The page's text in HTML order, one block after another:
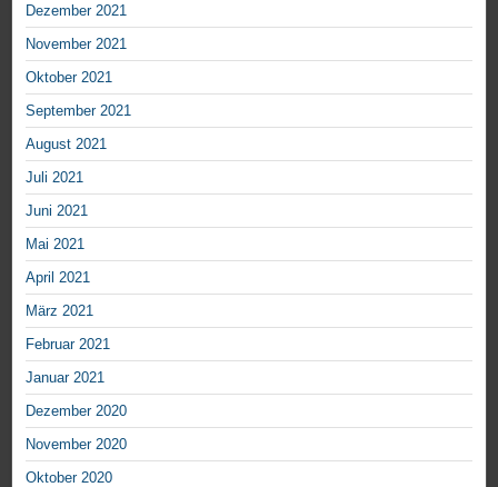
Dezember 2021
November 2021
Oktober 2021
September 2021
August 2021
Juli 2021
Juni 2021
Mai 2021
April 2021
März 2021
Februar 2021
Januar 2021
Dezember 2020
November 2020
Oktober 2020